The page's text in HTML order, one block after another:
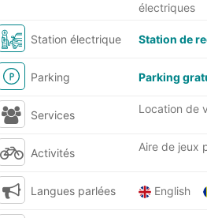
électriques
Station électrique Station de
Parking Parking
Services Location de
Activités Aire de jeux
Langues parlées English